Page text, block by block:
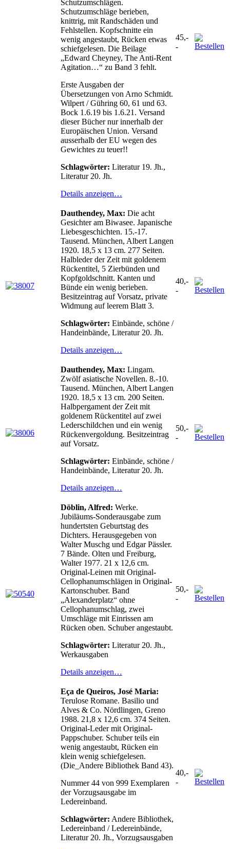
Schutzumschlägen.
Schutzumschläge berieben,
knittrig, mit Randschäden und
Fehlstellen. Kopfschnitte ein
wenig angestaubt, Rücken etwas
schiefgelesen. Die Beilage
„Edward Cheyney, The Anti-Rent
Agitation…“ zu Band 3 fehlt.
Erste Ausgaben der
Übersetzungen von Arno Schmidt.
Wilpert / Gühring 60, 61 und 63.
Bock 1.6.19 bis 1.6.21. Versand
dieser Bücher nur innerhalb der
Europäischen Union. Versand
ausserhalb der EU wegen des
Gewichtes zu teuer!!
Schlagwörter: Literatur 19. Jh.,
Literatur 20. Jh.
Details anzeigen…
45,-
-
Dauthendey, Max: Die acht
Gesichter am Biwasee. Japanische
Liebesgeschichten. 15.-17.
Tausend. München, Albert Langen
1920. 18,5 x 13 cm. 277 Seiten.
Halbleder der Zeit mit goldenem
Rückentitel, 5 Zierbünden und
Kopfgoldschnitt. Kanten und
Bünde ein wenig berieben.
Besitzeintrag auf Vorsatz, private
Widmung auf leerem Blatt 3.
Schlagwörter: Einbände, schöne /
Handeinbände, Literatur 20. Jh.
Details anzeigen…
40,-
-
Dauthendey, Max: Lingam.
Zwölf asiatische Novellen. 8.-10.
Tausend. München, Albert Langen
1920. 18,5 x 13 cm. 200 Seiten.
Halbpergament der Zeit mit
goldenem Rückentitel auf zwei
Lederschildchen und ein wenig
Rückenvergoldung. Besitzeintrag
auf Vorsatz.
Schlagwörter: Einbände, schöne /
Handeinbände, Literatur 20. Jh.
Details anzeigen…
50,-
-
Döblin, Alfred: Werke.
Jubiläums-Sonderausgabe zum
hundertsten Geburtstag des
Dichters. Herausgegeben von
Walter Muschg und Edgar Pässler.
7 Bände. Olten und Freiburg,
Walter 1977. 21 x 12,6 cm.
Original-Leinen mit Original-
Cellophanumschlägen in Original-
Kartonschuber. Band
„Alexanderplatz“ ohne
Cellophanumschlag, zwei
Umschläge mit Einrissen am
Rücken oben. Schuber angestaubt.
Schlagwörter: Literatur 20. Jh.,
Werkausgaben
Details anzeigen…
50,-
-
Eça de Queiros, José Maria:
Terulose Romane. Basilio und
Alves & Co. Nördlingen, Greno
1988. 21,8 x 12,6 cm. 374 Seiten.
Original-Leder mit Original-
Pappschuber. Schuber teils ein
wenig angestaubt, Rücken ein
klein wenig schiefgelesen.
(Die_Andere Bibliothek Band 43).
Nummer 44 von 999 Exemplaren
der Vorzugsausgabe im
Ledereinband.
Schlagwörter: Andere Bibliothek,
Ledereinband / Ledereinbände,
Literatur 20. Jh., Vorzugsausgaben
40,-
-